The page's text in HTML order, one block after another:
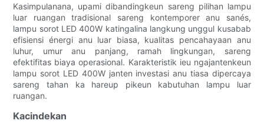
Kasimpulanana, upami dibandingkeun sareng pilihan lampu
luar ruangan tradisional sareng kontemporer anu sanés,
lampu sorot LED 400W katingalina langkung unggul kusabab
efisiensi énergi anu luar biasa, kualitas pencahayaan anu
luhur, umur anu panjang, ramah lingkungan, sareng
efektifitas biaya operasional. Karakteristik ieu ngajantenkeun
lampu sorot LED 400W janten investasi anu tiasa dipercaya
sareng tahan ka hareup pikeun kabutuhan lampu luar
ruangan.
Kacindekan